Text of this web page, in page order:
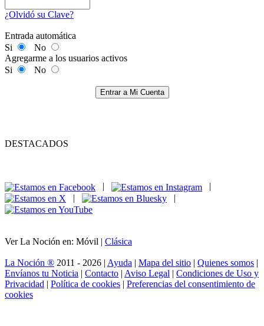
¿Olvidó su Clave?
Entrada automática
Si
No
Agregarme a los usuarios activos
Si
No
Entrar a Mi Cuenta
DESTACADOS
|
|
Ver La Noción en: Móvil | Clásica
La Noción ® 2011 - 2026 | Ayuda | Mapa del sitio | Quienes somos |
Envíanos tu Noticia | Contacto | Aviso Legal | Condiciones de Uso y
Privacidad | Política de cookies | Preferencias del consentimiento de
cookies